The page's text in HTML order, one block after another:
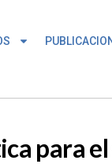
para